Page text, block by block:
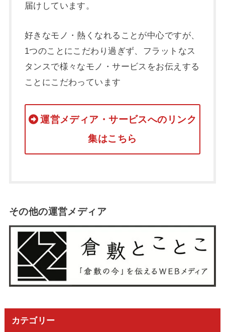
届けしています。
好きなモノ・熱くなれることが中心ですが、
1つのことにこだわり過ぎず、フラットなス
タンスで様々なモノ・サービスをお伝えする
ことにこだわっています
運営メディア・サービスへのリンク
集はこちら
その他の運営メディア
カテゴリー